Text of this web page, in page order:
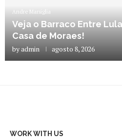
Andre Marsiglia
Veja o Barraco Entre
Casa de Moraes!
byadmin agosto 8, 2026
WORK WITH US